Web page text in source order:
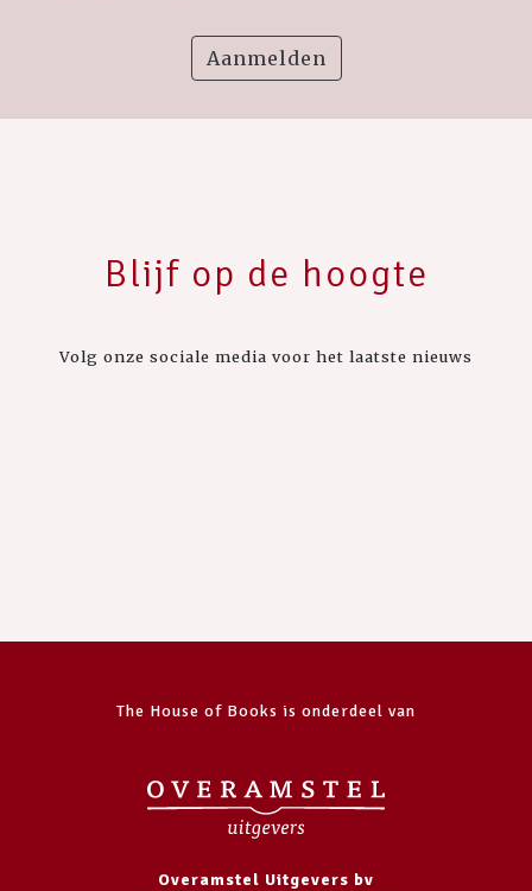
Aanmelden
Blijf op de hoogte
Volg onze sociale media voor het laatste nieuws
The House of Books is onderdeel van
Overamstel Uitgevers bv